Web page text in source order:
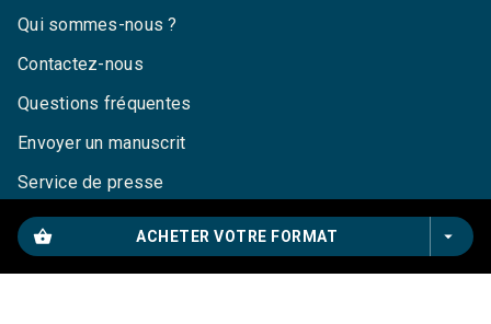
shopping_basket ACHETER VOTRE FORMAT arrow_drop_down
Qui sommes-nous ?
Contactez-nous
Questions fréquentes
Envoyer un manuscrit
Service de presse
Droits